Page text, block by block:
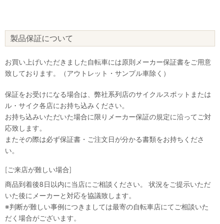
製品保証について
お買い上げいただきました自転車には原則メーカー保証書をご用意
致しております。（アウトレット・サンプル車除く）
保証をお受けになる場合は、弊社系列店のサイクルスポットまたは
ル・サイク各店にお持ち込みください。
お持ち込みいただいた場合に限りメーカー保証の規定に沿ってご対
応致します。
またその際は必ず保証書・ご注文日が分かる書類をお持ちくださ
い。
[ご来店が難しい場合]
商品到着後8日以内に当店にご相談ください。 状況をご提示いただ
いた後にメーカーと対応を協議致します。
※判断が難しい事例につきましては最寄の自転車店にてご相談いた
だく場合がございます。